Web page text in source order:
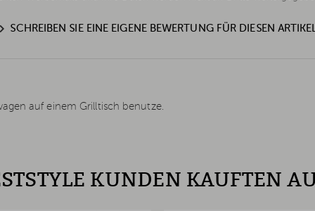
SCHREIBEN SIE EINE EIGENE BEWERTUNG FÜR DIESEN
auf einem Grilltisch benutze.
KUNDEN KAUFTEN